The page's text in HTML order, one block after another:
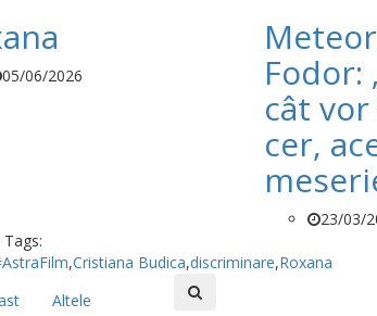
05/06/2026
Fodor:
cât
cer,
23/03/
,Cristiana Budica,discriminare,Roxana
Altele